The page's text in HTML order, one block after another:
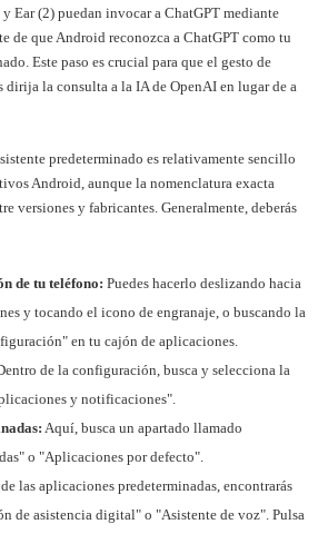
Ear (2) puedan invocar a ChatGPT mediante
de que Android reconozca a ChatGPT como tu
Este paso es crucial para que el gesto de
la consulta a la IA de OpenAI en lugar de a
predeterminado es relativamente sencillo
Android, aunque la nomenclatura exacta
versiones y fabricantes. Generalmente, deberás
de tu teléfono: Puedes hacerlo deslizando hacia
y tocando el icono de engranaje, o buscando la
en tu cajón de aplicaciones.
de la configuración, busca y selecciona la
y notificaciones".
Aquí, busca un apartado llamado
o "Aplicaciones por defecto".
las aplicaciones predeterminadas, encontrarás
de asistencia digital" o "Asistente de voz". Pulsa